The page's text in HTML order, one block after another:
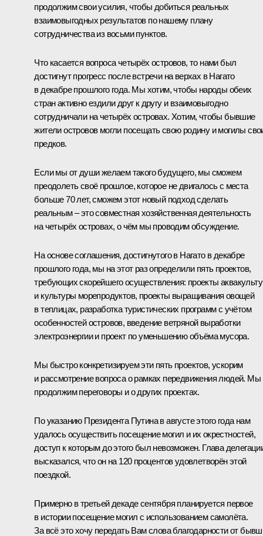
продолжим свои усилия, чтобы добиться реальных
взаимовыгодных результатов по нашему плану
сотрудничества из восьми пунктов.
Что касается вопроса четырёх островов, то нами был
достигнут прогресс после встречи на верхах в Нагато
в декабре прошлого года. Мы хотим, чтобы народы обеих
стран активно ездили друг к другу и взаимовыгодно
сотрудничали на четырёх островах. Хотим, чтобы бывшие
жители островов могли посещать свою родину и могилы
предков.
Если мы от души желаем такого будущего, мы сможем
преодолеть своё прошлое, которое не двигалось с места
больше 70 лет, сможем этот новый подход сделать
реальным – это совместная хозяйственная деятельность
на четырёх островах, о чём мы проводим обсуждение.
На основе соглашения, достигнутого в Нагато в декабре
прошлого года, мы на этот раз определили пять проектов,
требующих скорейшего осуществления: проекты
и культуры морепродуктов, проекты выращивания овощей
в теплицах, разработка туристических программ с учётом
особенностей островов, введение ветряной выработки
электроэнергии и проект по уменьшению объёма мусора.
Мы быстро конкретизируем эти пять проектов, ускорим
и рассмотрение вопроса о рамках передвижения людей. Мы
продолжим переговоры и о других проектах.
По указанию Президента Путина в августе этого года нам
удалось осуществить посещение могил и их окрестностей,
доступ к которым до этого был невозможен. Глава
высказался, что он на 120 процентов удовлетворён этой
поездкой.
Примерно в третьей декаде сентября планируется первое
в истории посещение могил с использованием самолёта.
За всё это хочу передать Вам слова благодарности от